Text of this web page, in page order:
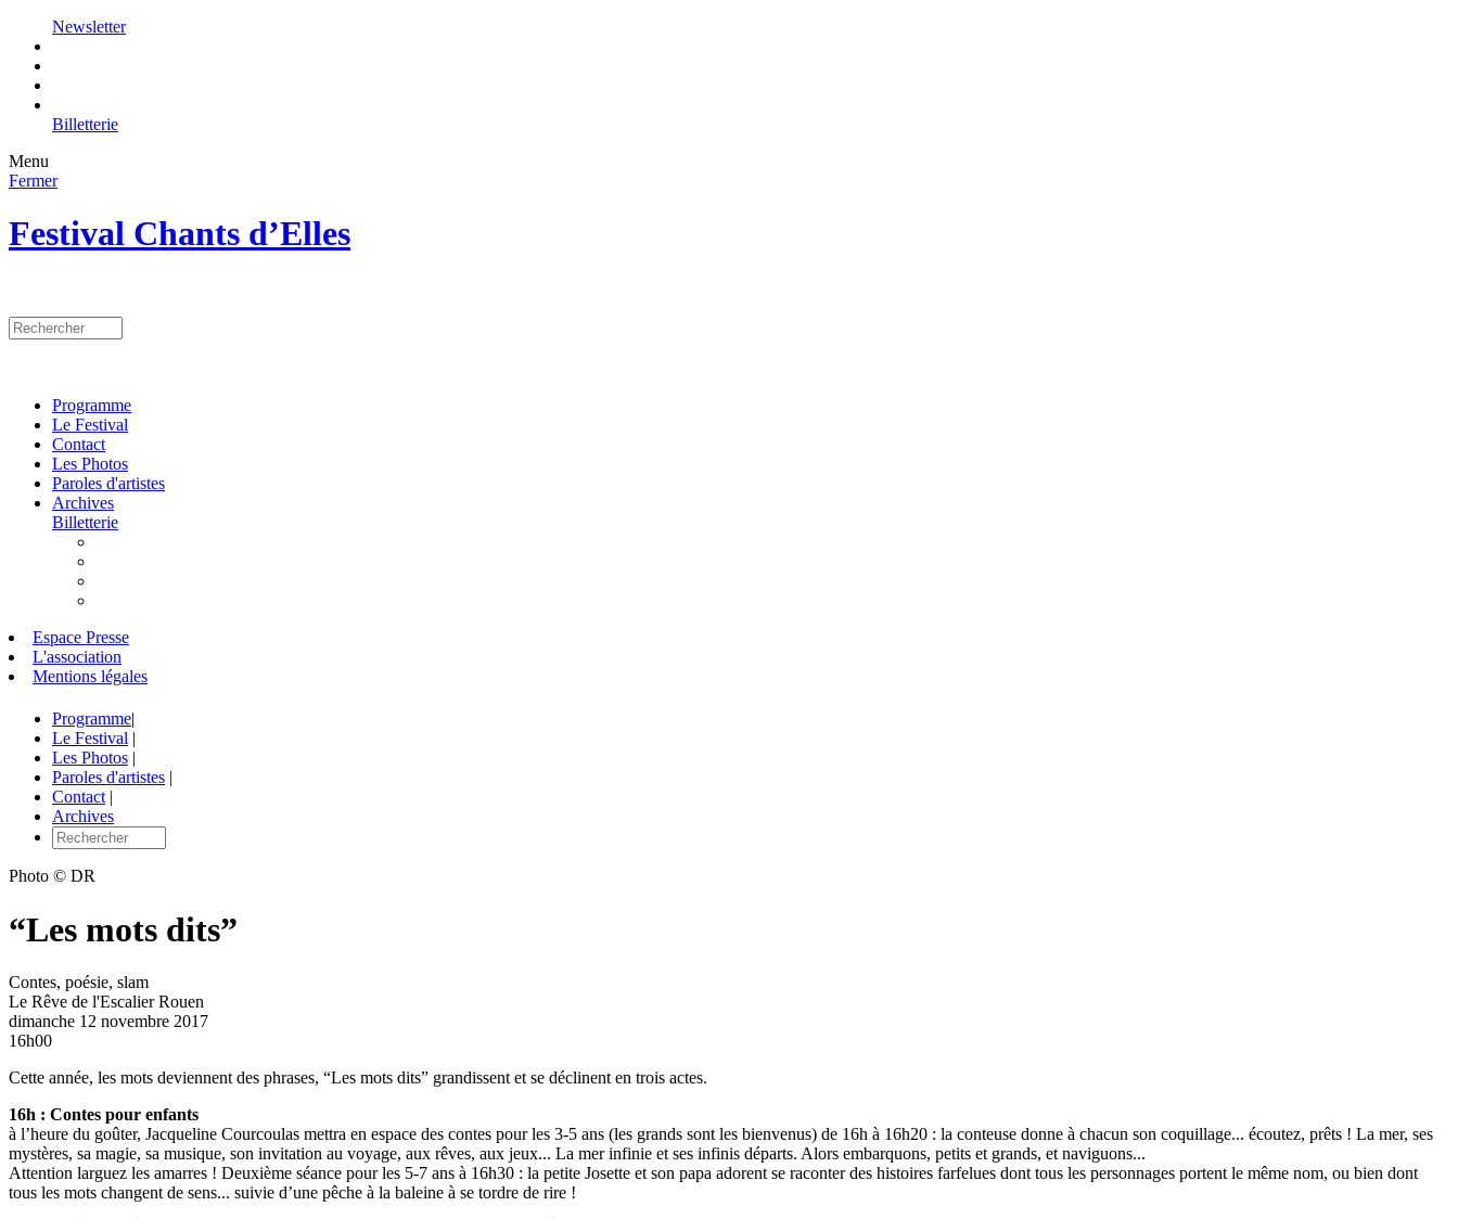
Newsletter
Billetterie
Menu
Fermer
Festival Chants d’Elles
Programme
Le Festival
Contact
Les Photos
Paroles d'artistes
Archives
Billetterie
Espace Presse
L'association
Mentions légales
Programme|
Le Festival |
Les Photos |
Paroles d'artistes |
Contact |
Archives
Photo © DR
“Les mots dits”
Contes, poésie, slam
Le Rêve de l'Escalier Rouen
dimanche 12 novembre 2017
16h00
Cette année, les mots deviennent des phrases, “Les mots dits” grandissent et se déclinent en trois actes.
16h : Contes pour enfants
à l’heure du goûter, Jacqueline Courcoulas mettra en espace des contes pour les 3-5 ans (les grands sont les bienvenus) de 16h à 16h20 : la conteuse donne à chacun son coquillage... écoutez, prêts ! La mer, ses
mystères, sa magie, sa musique, son invitation au voyage, aux rêves, aux jeux... La mer infinie et ses infinis départs. Alors embarquons, petits et grands, et naviguons...
Attention larguez les amarres ! Deuxième séance pour les 5-7 ans à 16h30 : la petite Josette et son papa adorent se raconter des histoires farfelues dont tous les personnages portent le même nom, ou bien dont
tous les mots changent de sens... suivie d’une pêche à la baleine à se tordre de rire !